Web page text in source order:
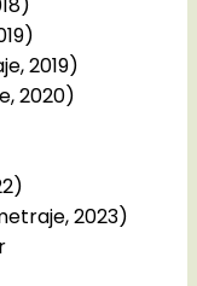
2019)
2020)
2023)